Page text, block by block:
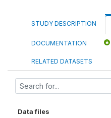
STUDY DESCRIPTION
DOCUMENTATION
RELATED DATASETS
Data files